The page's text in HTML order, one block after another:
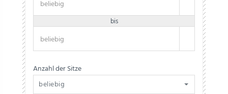
bis
Anzahl der Sitze
beliebig